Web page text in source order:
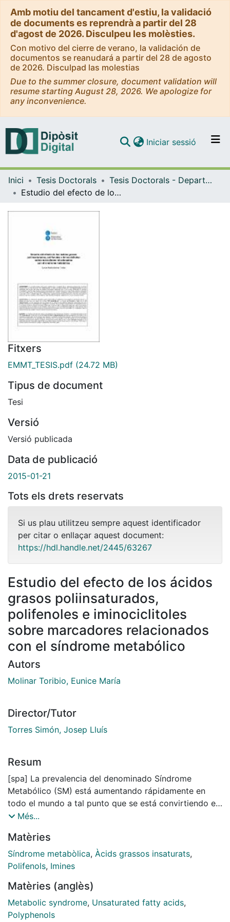
Amb motiu del tancament d'estiu, la validació
de documents es reprendrà a partir del 28
d'agost de 2026. Disculpeu les molèsties.
Con motivo del cierre de verano, la validación de
documentos se reanudará a partir del 28 de agosto
de 2026. Disculpad las molestias
Due to the summer closure, document validation will
resume starting August 28, 2026. We apologize for
any inconvenience.
Navega per tot el DD
Iniciar sessió (current)
Inici Tesis Doctorals
Tesis Doctorals - Departament - Bioquímica i Biologia Molecular (Farmàcia)
Estudio del efecto de los ácidos grasos poliinsaturados, polifenoles e iminociclitoles sobre marcadores relacionados con el síndrome metabólico
Fitxers
EMMT_TESIS.pdf (24.72 MB)
Tipus de document
Tesi
Versió
Versió publicada
Data de publicació
2015-01-21
Tots els drets reservats
Si us plau utilitzeu sempre aquest identificador
per citar o enllaçar aquest document:
https://hdl.handle.net/2445/63267
Estudio del efecto de los ácidos
grasos poliinsaturados,
polifenoles e iminociclitoles
sobre marcadores relacionados
con el síndrome metabólico
Autors
Molinar Toribio, Eunice María
Director/Tutor
Torres Simón, Josep Lluís
Resum
[spa] La prevalencia del denominado Síndrome
Metabólico (SM) está aumentando rápidamente en
todo el mundo a tal punto que se está convirtiendo en
un problema de salud global. Se conoce como SM a
incluyen la obesidad (obesidad central), resistencia a
la insulina (RI), dislipidemia, hígado graso no
alcohólico y la hipertensión. Estas alteraciones se han
tipo 2 (DM2) y enfermedades cardiovasculares (ECV).
Todo esto ha estimulado el estudio de sus causas y la
búsqueda de estrategias preventivas. Los roedores se
Més...
Matèries
Síndrome metabòlica, Àcids grassos insaturats,
Polifenols, Imines
Matèries (anglès)
Metabolic syndrome, Unsaturated fatty acids,
Polyphenols